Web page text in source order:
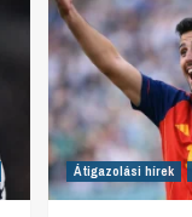
Átigazolási hírek